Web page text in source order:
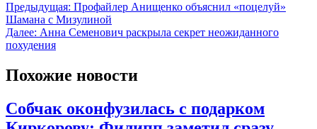
Предыдущая: Профайлер Анищенко объяснил «поцелуй»
Шамана с Мизулиной
Далее: Анна Семенович раскрыла секрет неожиданного
похудения
Похожие новости
Собчак оконфузилась с подарком